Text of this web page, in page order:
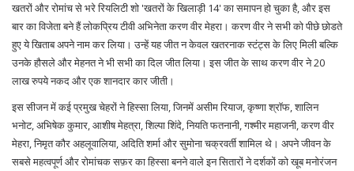
खतरों और रोमांच से भरे रियलिटी शो 'खतरों के खिलाड़ी 14' का समापन हो चुका है, और इस
बार का विजेता बने हैं लोकप्रिय टीवी अभिनेता करण वीर मेहरा। करण वीर ने सभी को पीछे छोडते
हुए ये खिताब अपने नाम कर लिया। उन्हें यह जीत न केवल खतरनाक स्टंट्स के लिए मिली बल्कि
उनके हौसले और मेहनत ने भी सभी का दिल जीत लिया। इस जीत के साथ करण वीर ने 20
लाख रुपये नकद और एक शानदार कार जीती।
इस सीजन में कई प्रमुख चेहरों ने हिस्सा लिया, जिनमें असीम रियाज, कृष्णा श्रॉफ, शालिन
भनोट, अभिषेक कुमार, आशीष मेहत्रा, शिल्पा शिंदे, नियति फतनानी, गश्मीर महाजनी, करण वीर
मेहरा, निमृत कौर अहलूवालिया, अदिति शर्मा और सुमोना चक्रवर्ती शामिल थे। अपने जीवन के
सबसे महत्वपूर्ण और रोमांचक सफ़र का हिस्सा बनने वाले इन सितारों ने दर्शकों को खूब मनोरंजन